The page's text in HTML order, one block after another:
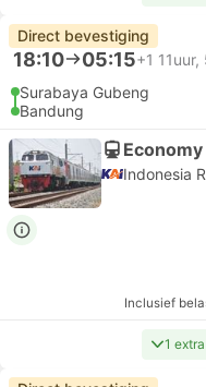
Direct bevestiging
18:10 05:15+1 11uur,
Surabaya Gubeng
Bandung
Indonesia
Inclusief
1